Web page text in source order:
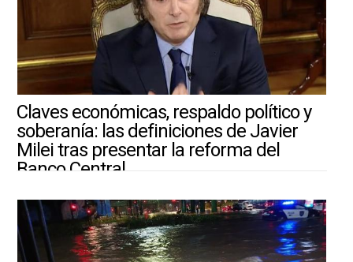
Claves económicas, respaldo político y
soberanía: las definiciones de Javier
Milei tras presentar la reforma del
Banco Central